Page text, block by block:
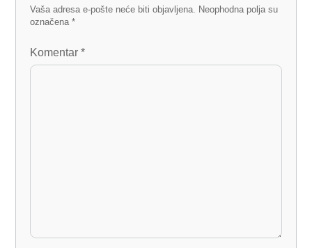
Vaša adresa e-pošte neće biti objavljena. Neophodna polja su
označena*
Komentar*